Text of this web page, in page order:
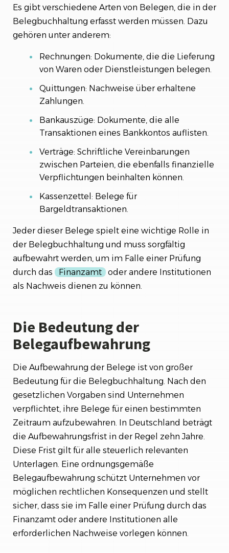
Es gibt verschiedene Arten von Belegen, die in der
Belegbuchhaltung erfasst werden müssen. Dazu
gehören unter anderem:
Rechnungen: Dokumente, die die Lieferung
von Waren oder Dienstleistungen belegen.
Quittungen: Nachweise über erhaltene
Zahlungen.
Bankauszüge: Dokumente, die alle
Transaktionen eines Bankkontos auflisten.
Verträge: Schriftliche Vereinbarungen
zwischen Parteien, die ebenfalls finanzielle
Verpflichtungen beinhalten können.
Kassenzettel: Belege für
Bargeldtransaktionen.
Jeder dieser Belege spielt eine wichtige Rolle in
der Belegbuchhaltung und muss sorgfältig
aufbewahrt werden, um im Falle einer Prüfung
durch das
Finanzamt
oder andere Institutionen
als Nachweis dienen zu können.
Die Bedeutung der
Belegaufbewahrung
Die Aufbewahrung der Belege ist von großer
Bedeutung für die Belegbuchhaltung. Nach den
gesetzlichen Vorgaben sind Unternehmen
verpflichtet, ihre Belege für einen bestimmten
Zeitraum aufzubewahren. In Deutschland beträgt
die Aufbewahrungsfrist in der Regel zehn Jahre.
Diese Frist gilt für alle steuerlich relevanten
Unterlagen. Eine ordnungsgemäße
Belegaufbewahrung schützt Unternehmen vor
möglichen rechtlichen Konsequenzen und stellt
sicher, dass sie im Falle einer Prüfung durch das
Finanzamt oder andere Institutionen alle
erforderlichen Nachweise vorlegen können.